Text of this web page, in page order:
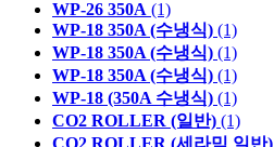
WP-26 350A (1)
WP-18 350A (수냉식) (1)
WP-18 350A (수냉식) (1)
WP-18 350A (수냉식) (1)
WP-18 (350A 수냉식) (1)
CO2 ROLLER (일반) (1)